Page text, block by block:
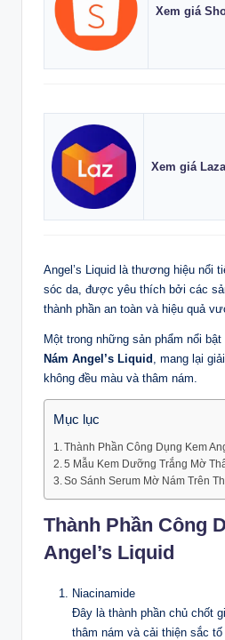
Xem giá
Xem giá
Angel’s Liquid là thương hiệu nổi
sóc da, được yêu thích bởi các
thành phần an toàn và hiệu quả
Một trong những sản phẩm nổi
Nám Angel’s Liquid
, mang lại
không đều màu và thâm nám.
Mục lục
Thành Phần Công Dụng Kem
5 Mẫu Kem Dưỡng Trắng Mờ
So Sánh Serum Mờ Nám Trên
Thành Phần Công
Angel’s Liquid
Niacinamide
Đây là thành phần chủ chốt
thâm nám và cải thiện sắc